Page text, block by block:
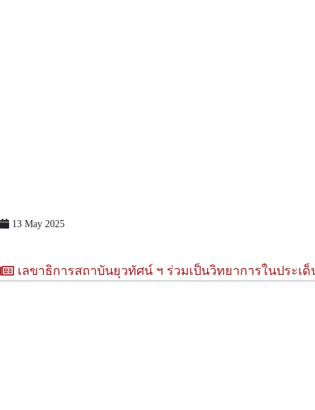
13 May 2025
เลขาธิการสถาบันยุวทัศน์ ฯ ร่วมเป็นวิทยาการในประ